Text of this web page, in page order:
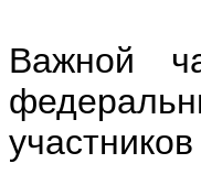
Важной